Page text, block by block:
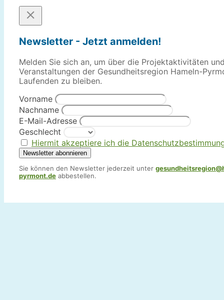
Newsletter - Jetzt anmelden!
Melden Sie sich an, um über die Projektaktivitäten
Veranstaltungen der Gesundheitsregion Hameln-
Laufenden zu bleiben.
Vorname
Nachname
E-Mail-Adresse
Geschlecht
Hiermit akzeptiere ich die
Sie können den Newsletter jederzeit unter
pyrmont.de abbestellen.